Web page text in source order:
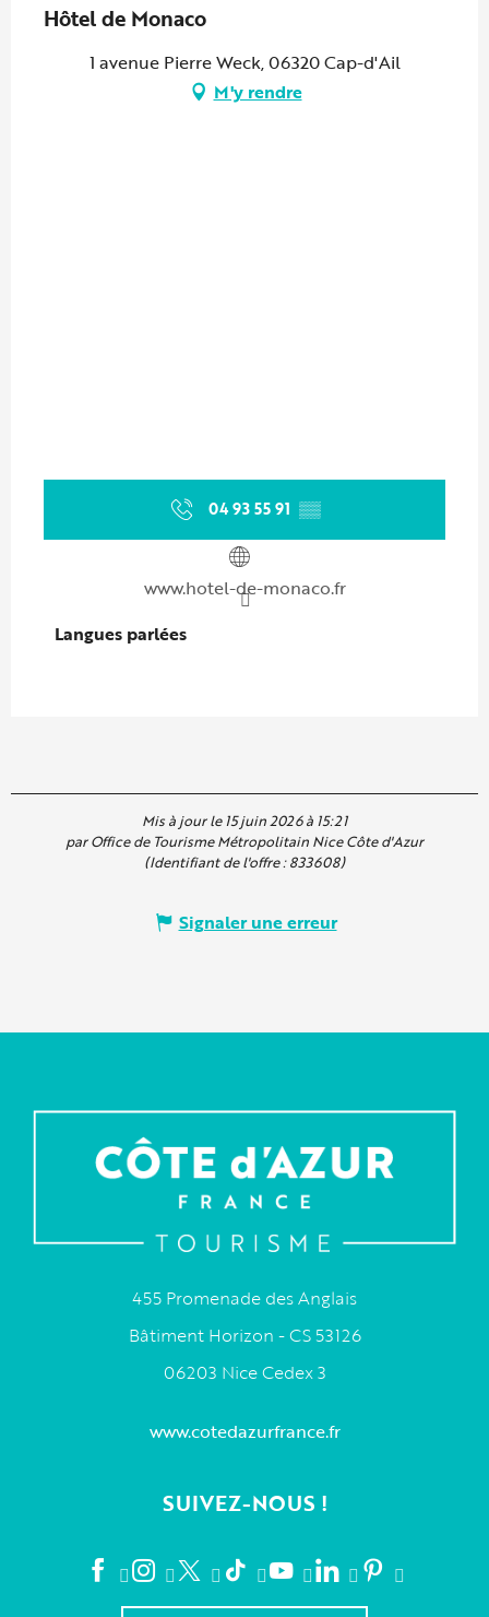
Hôtel de Monaco
1 avenue Pierre Weck, 06320 Cap-d'Ail
M'y rendre
04 93 55 91 ▒▒
www.hotel-de-monaco.fr
Langues parlées
Langues parlées
Mis à jour le 15 juin 2026 à 15:21
par Office de Tourisme Métropolitain Nice Côte d'Azur
(Identifiant de l'offre :833608)
Signaler une erreur
455 Promenade des Anglais
Bâtiment Horizon - CS 53126
06203 Nice Cedex 3
www.cotedazurfrance.fr
SUIVEZ-NOUS !